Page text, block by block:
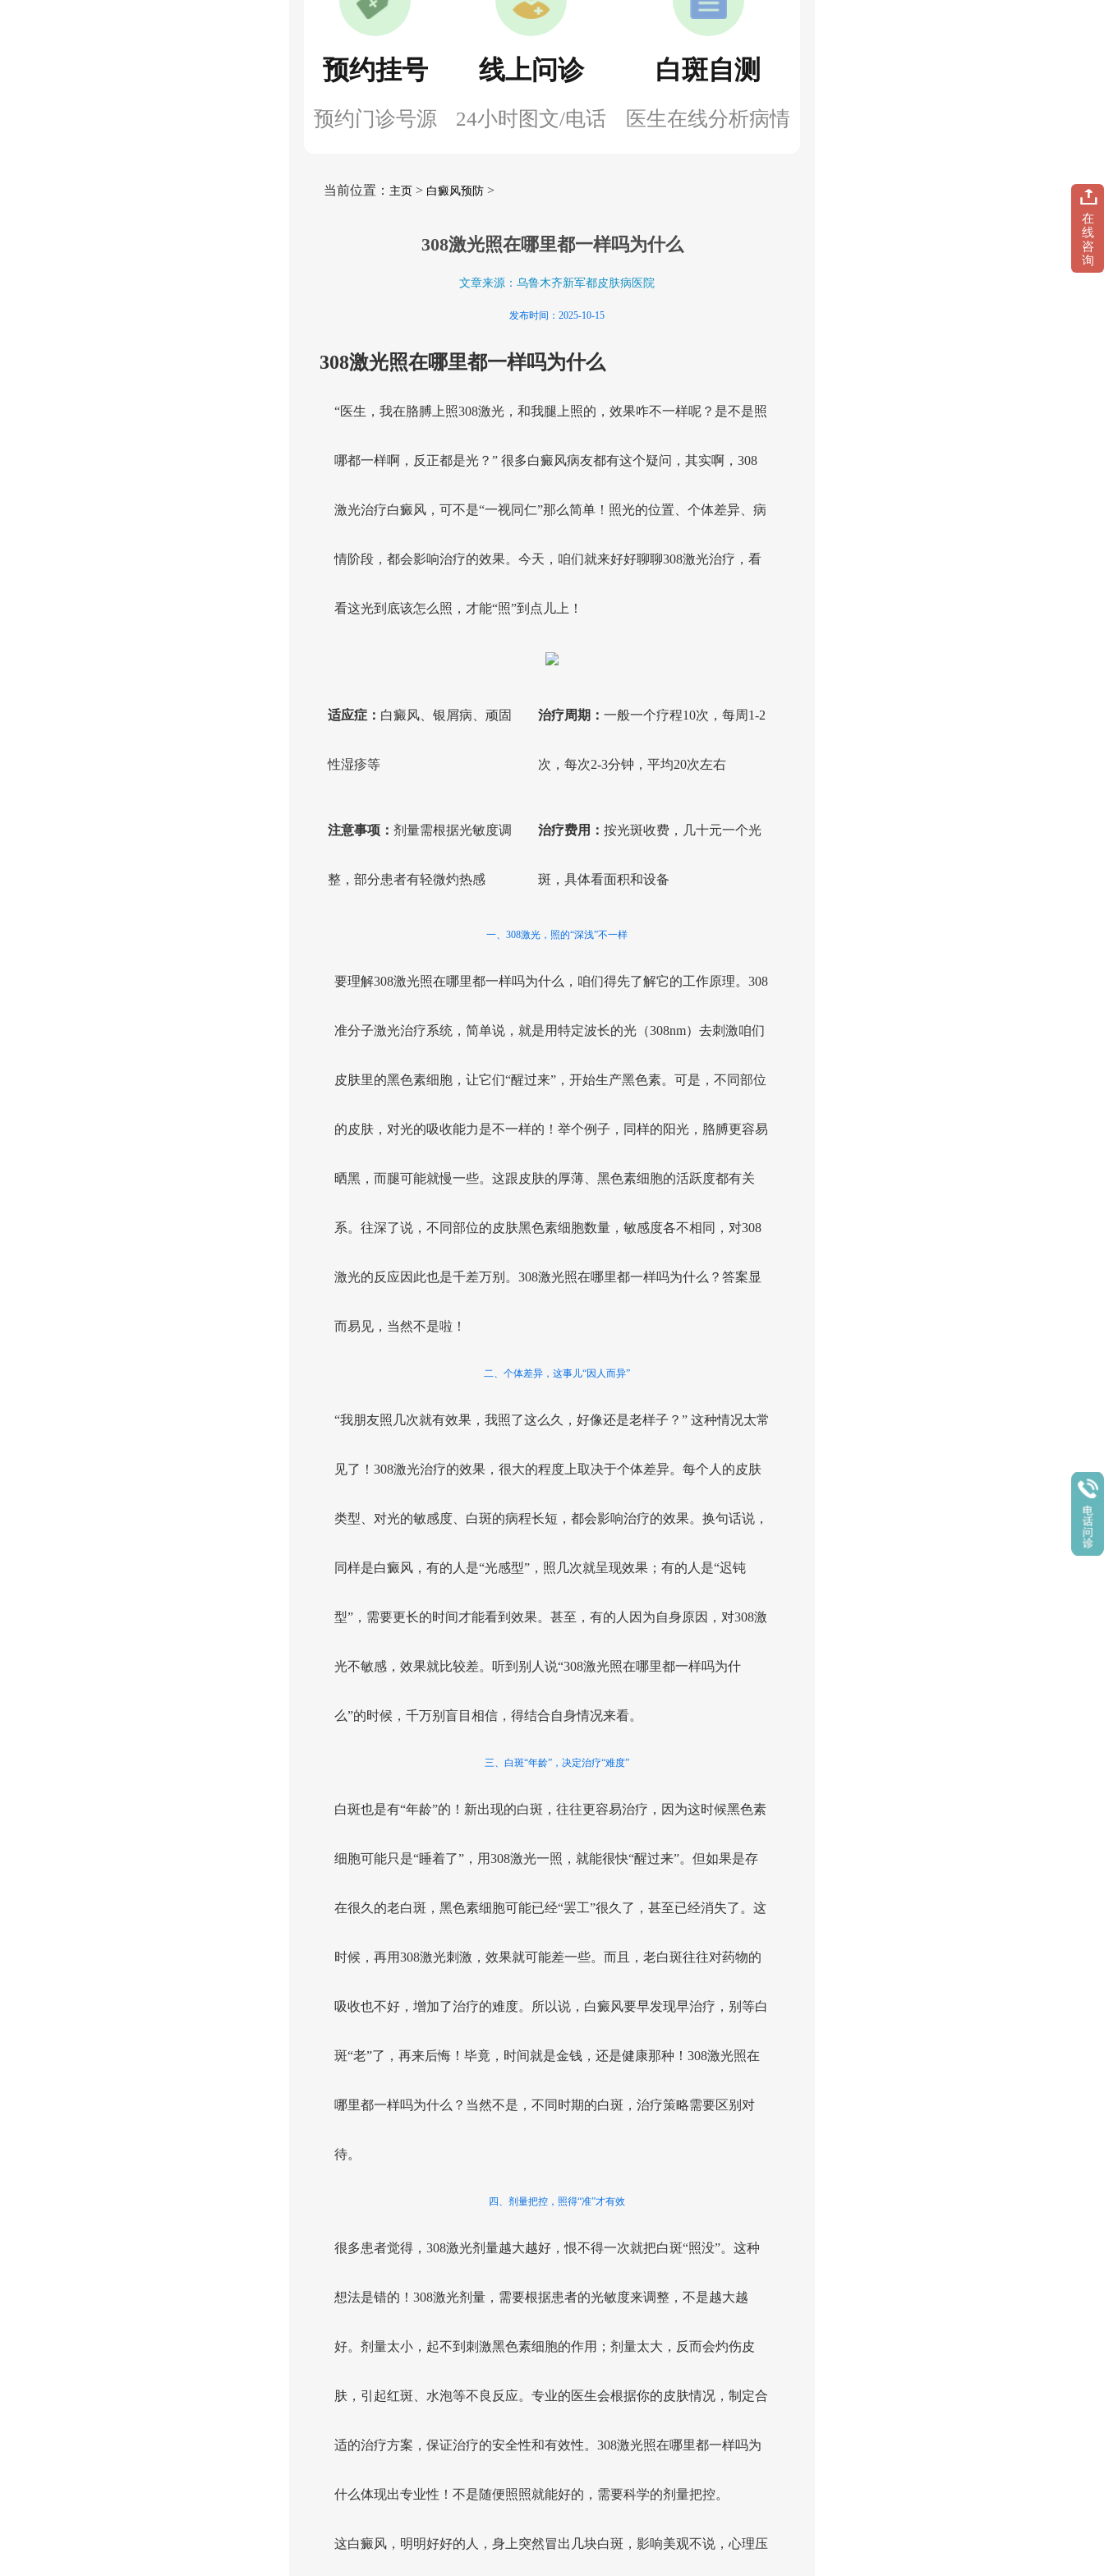
预约挂号
预约门诊号源
线上问诊
24小时图文/电话
白斑自测
医生在线分析病情
当前位置： 主页> 白癜风预防>
308激光照在哪里都一样吗为什么
文章来源：乌鲁木齐新军都皮肤病医院
发布时间：2025-10-15
308激光照在哪里都一样吗为什么
“医生，我在胳膊上照308激光，和我腿上照的，效果咋不一样呢？是不是照
哪都一样啊，反正都是光？” 很多白癜风病友都有这个疑问，其实啊，308
激光治疗白癜风，可不是“一视同仁”那么简单！照光的位置、个体差异、病
情阶段，都会影响治疗的效果。今天，咱们就来好好聊聊308激光治疗，看
看这光到底该怎么照，才能“照”到点儿上！
适应症： 白癜风、银屑病、顽固
性湿疹等
治疗周期： 一般一个疗程10次，每周1-2
次，每次2-3分钟，平均20次左右
注意事项： 剂量需根据光敏度调
整，部分患者有轻微灼热感
治疗费用： 按光斑收费，几十元一个光
斑，具体看面积和设备
一、308激光，照的“深浅”不一样
要理解308激光照在哪里都一样吗为什么，咱们得先了解它的工作原理。308
准分子激光治疗系统，简单说，就是用特定波长的光（308nm）去刺激咱们
皮肤里的黑色素细胞，让它们“醒过来”，开始生产黑色素。可是，不同部位
的皮肤，对光的吸收能力是不一样的！举个例子，同样的阳光，胳膊更容易
晒黑，而腿可能就慢一些。这跟皮肤的厚薄、黑色素细胞的活跃度都有关
系。往深了说，不同部位的皮肤黑色素细胞数量，敏感度各不相同，对308
激光的反应因此也是千差万别。308激光照在哪里都一样吗为什么？答案显
而易见，当然不是啦！
二、个体差异，这事儿“因人而异”
“我朋友照几次就有效果，我照了这么久，好像还是老样子？” 这种情况太常
见了！308激光治疗的效果，很大的程度上取决于个体差异。每个人的皮肤
类型、对光的敏感度、白斑的病程长短，都会影响治疗的效果。换句话说，
同样是白癜风，有的人是“光感型”，照几次就呈现效果；有的人是“迟钝
型”，需要更长的时间才能看到效果。甚至，有的人因为自身原因，对308激
光不敏感，效果就比较差。听到别人说“308激光照在哪里都一样吗为什
么”的时候，千万别盲目相信，得结合自身情况来看。
三、白斑“年龄”，决定治疗“难度”
白斑也是有“年龄”的！新出现的白斑，往往更容易治疗，因为这时候黑色素
细胞可能只是“睡着了”，用308激光一照，就能很快“醒过来”。但如果是存
在很久的老白斑，黑色素细胞可能已经“罢工”很久了，甚至已经消失了。这
时候，再用308激光刺激，效果就可能差一些。而且，老白斑往往对药物的
吸收也不好，增加了治疗的难度。所以说，白癜风要早发现早治疗，别等白
斑“老”了，再来后悔！毕竟，时间就是金钱，还是健康那种！308激光照在
哪里都一样吗为什么？当然不是，不同时期的白斑，治疗策略需要区别对
待。
四、剂量把控，照得“准”才有效
很多患者觉得，308激光剂量越大越好，恨不得一次就把白斑“照没”。这种
想法是错的！308激光剂量，需要根据患者的光敏度来调整，不是越大越
好。剂量太小，起不到刺激黑色素细胞的作用；剂量太大，反而会灼伤皮
肤，引起红斑、水泡等不良反应。专业的医生会根据你的皮肤情况，制定合
适的治疗方案，保证治疗的安全性和有效性。308激光照在哪里都一样吗为
什么体现出专业性！不是随便照照就能好的，需要科学的剂量把控。
这白癜风，明明好好的人，身上突然冒出几块白斑，影响美观不说，心理压
在
线
咨
询